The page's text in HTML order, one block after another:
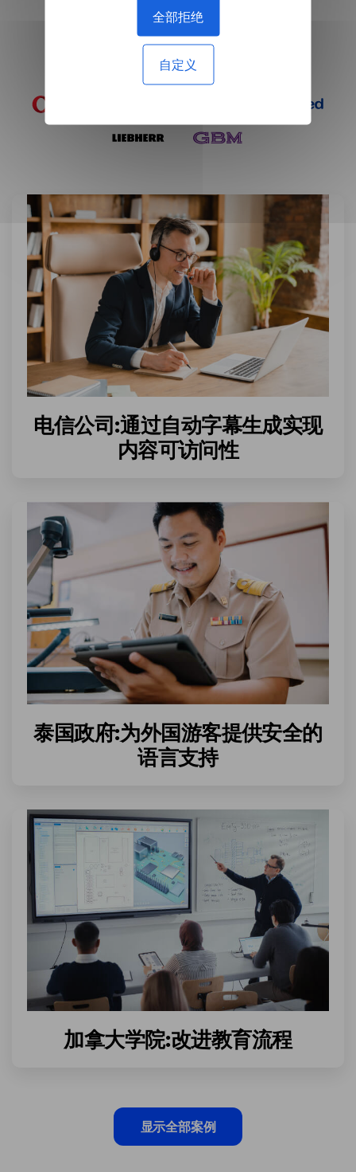
全部拒绝
自定义
案例研究
电信公司:通过自动字幕生成实现
内容可访问性
泰国政府:为外国游客提供安全的
语言支持
加拿大学院:改进教育流程
显示全部案例